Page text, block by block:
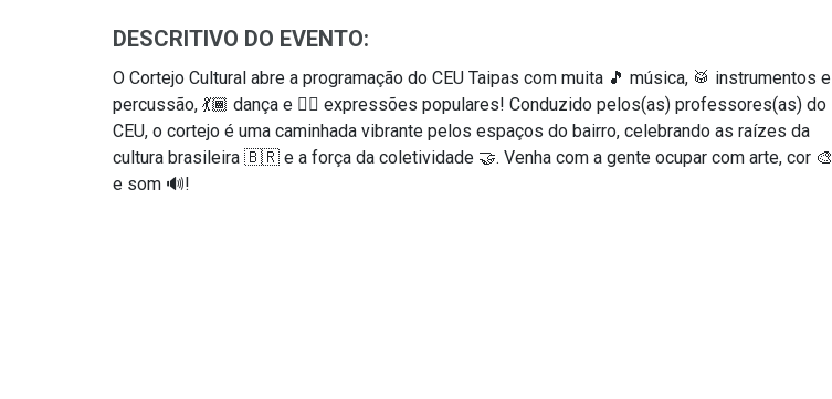
DESCRITIVO DO EVENTO:
O Cortejo Cultural abre a programação do CEU Taipas com muita 🎵 música, 🥁 instrumentos e
percussão, 💃🏾 dança e ✊🏽 expressões populares! Conduzido pelos(as) professores(as) do
CEU, o cortejo é uma caminhada vibrante pelos espaços do bairro, celebrando as raízes da
cultura brasileira 🇧🇷 e a força da coletividade 🤝. Venha com a gente ocupar com arte, cor 🎨
e som 🔊!